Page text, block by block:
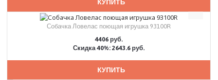
КУПИТЬ
Собачка Ловелас поющая игрушка 93100R
4406 руб.
Скидка 40%: 2643.6 руб.
КУПИТЬ